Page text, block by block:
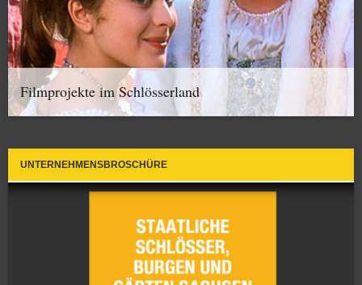
Filmprojekte im Schlösserland
UNTERNEHMENSBROSCHÜRE